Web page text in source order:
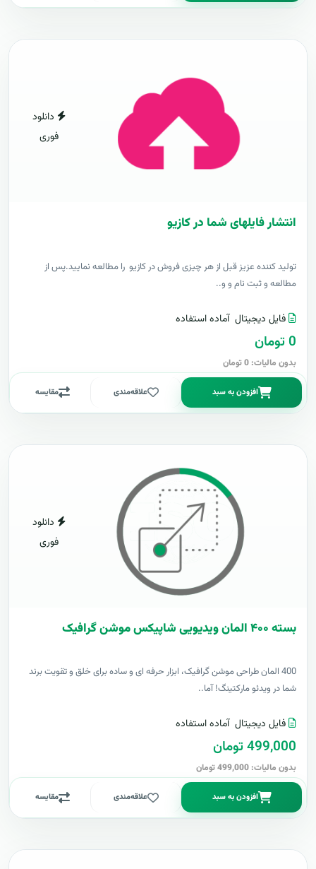
دانلود
فوری
انتشار فایلهای شما در کازیو
توليد کننده عزيز قبل از هر چیزی فروش در کازیو را مطالعه نمایید.پس از
مطالعه و ثبت نام و و..
فایل دیجیتال آماده استفاده
0 تومان
بدون مالیات: 0 تومان
افزودن به سبد علاقه‌مندی مقایسه
دانلود
فوری
بسته ۴۰۰ المان ویدیویی شاپیکس موشن گرافیک
400 المان طراحی موشن گرافیک، ابزار حرفه ای و ساده برای خلق و تقویت برند
شما در ویدئو مارکتینگ! آما..
فایل دیجیتال آماده استفاده
499,000 تومان
بدون مالیات: 499,000 تومان
افزودن به سبد علاقه‌مندی مقایسه